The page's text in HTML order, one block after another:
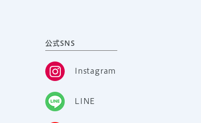
公式SNS
Instagram
LINE